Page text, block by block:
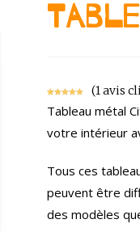
sur 5
notation
(1avis
Tableau métal
votre intérieur
Tous ces
peuvent être
des modèles